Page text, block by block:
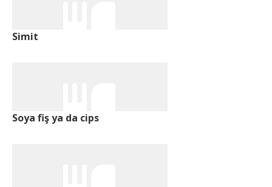
Simit
Soya fiş ya da cips